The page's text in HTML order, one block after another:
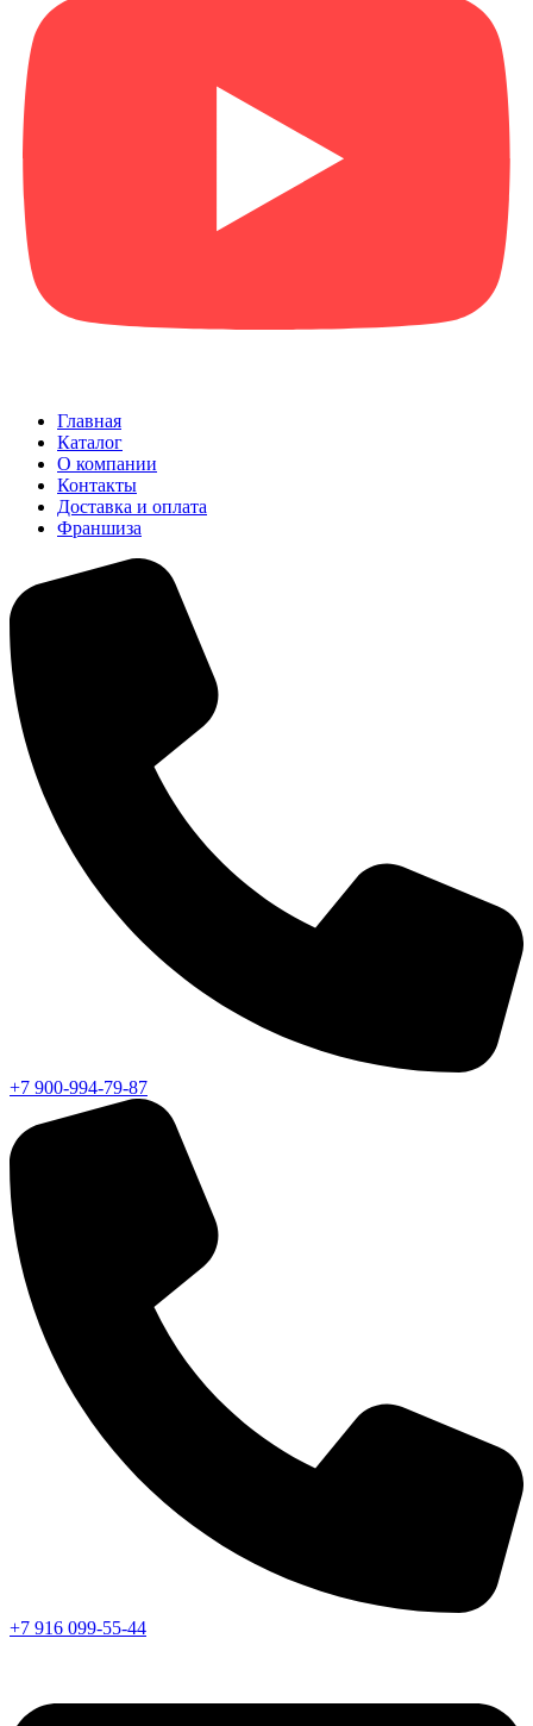
Главная
Каталог
О компании
Контакты
Доставка и оплата
Франшиза
+7 900-994-79-87
+7 916 099-55-44